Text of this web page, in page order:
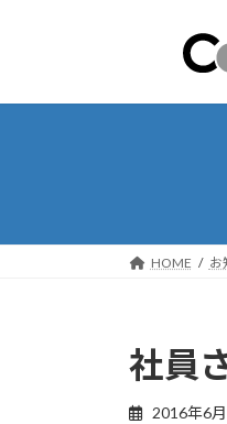
プ
動
HOME お
社員
2016年6